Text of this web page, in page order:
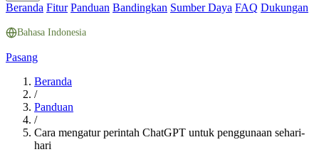
Beranda Fitur Panduan Bandingkan Sumber Daya FAQ Dukungan
Bahasa Indonesia
Pasang
Beranda
/
Panduan
/
Cara mengatur perintah ChatGPT untuk penggunaan sehari-
hari